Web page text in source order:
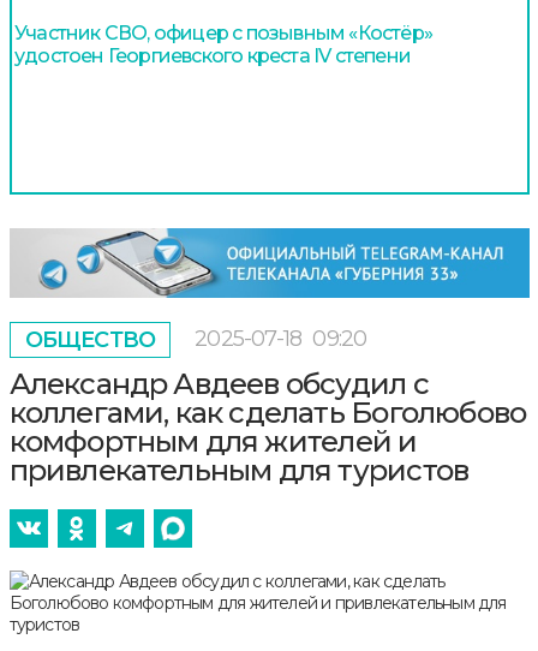
Участник СВО, офицер с позывным «Костёр»
удостоен Георгиевского креста IV степени
ОБЩЕСТВО 2025-07-18 09:20
Александр Авдеев обсудил с
коллегами, как сделать Боголюбово
комфортным для жителей и
привлекательным для туристов